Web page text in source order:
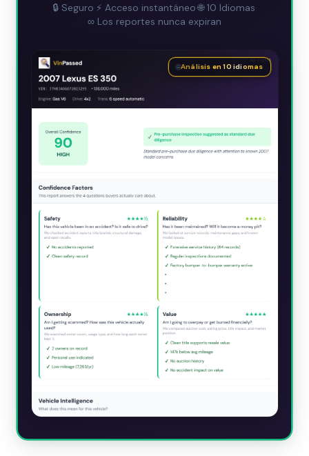
🔒 Seguro·⚡ Acceso instantáneo·🌐10 Idiomas
∞ Los reportes nunca expiran
🌐Análisis en 10 idiomas